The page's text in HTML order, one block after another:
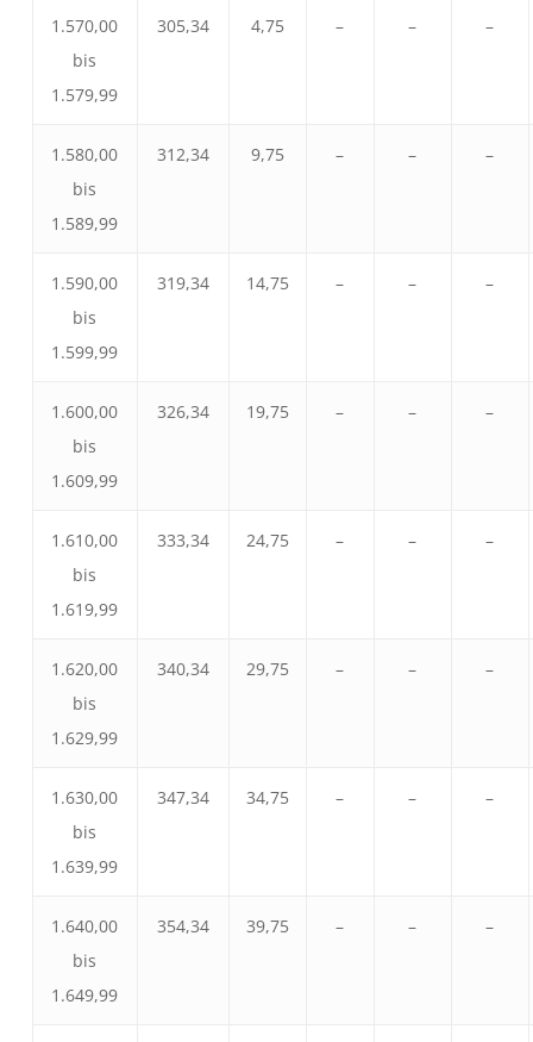
1.570,00
bis
1.579,99
305,34 4,75 – – –
1.580,00
bis
1.589,99
312,34 9,75 – – –
1.590,00
bis
1.599,99
319,34 14,75 – – –
1.600,00
bis
1.609,99
326,34 19,75 – – –
1.610,00
bis
1.619,99
333,34 24,75 – – –
1.620,00
bis
1.629,99
340,34 29,75 – – –
1.630,00
bis
1.639,99
347,34 34,75 – – –
1.640,00
bis
1.649,99
354,34 39,75 – – –